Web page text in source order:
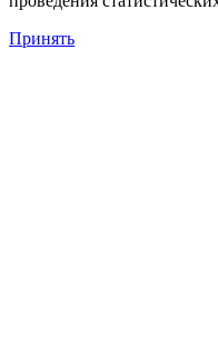
Принять